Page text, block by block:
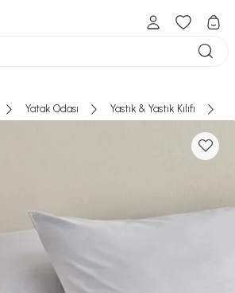
Yatak Odası Yastık & Yastık Kılıfı